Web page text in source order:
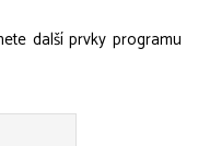
další prvky programu